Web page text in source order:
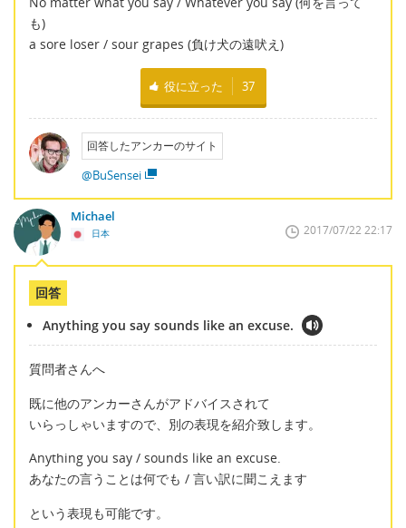
も)
a sore loser / sour grapes (負け犬の遠吠え)
役に立った 37
回答したアンカーのサイト
@BuSensei
Michael
日本 2017/07/22 22:17
回答
Anything you say sounds like an excuse.
質問者さんへ
既に他のアンカーさんがアドバイスされて
いらっしゃいますので、別の表現を紹介致します。
Anything you say / sounds like an excuse.
あなたの言うことは何でも / 言い訳に聞こえます
という表現も可能です。